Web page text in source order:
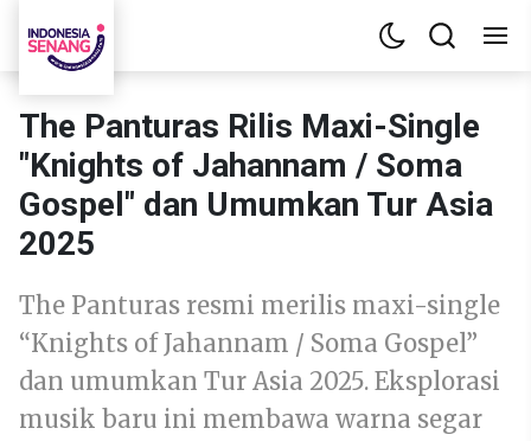
The Panturas Rilis Maxi-Single
"Knights of Jahannam / Soma
Gospel" dan Umumkan Tur Asia
2025
The Panturas resmi merilis maxi-single
“Knights of Jahannam / Soma Gospel”
dan umumkan Tur Asia 2025. Eksplorasi
musik baru ini membawa warna segar